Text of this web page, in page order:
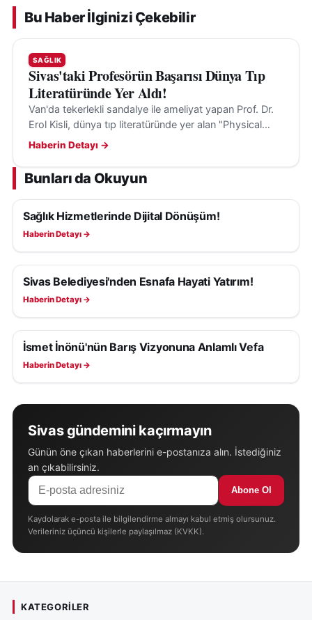
yaşam tarzı değişikliklerine bağlı olduğunu söyledi.
Cerrahi sonrası düzenli doktor kontrolü, sağlıklı
beslenme alışkanlıklarının sürdürülmesi ve fiziksel
aktivitenin artırılmasının önemine dikkat çeken
Özden, hastaların genellikle 1 ila 1,5 yıl içerisinde
hedef kilolarına ulaşabildiğini ifade etti.
Uzmanlar, ameliyat sonrası süreçte diyet ve
egzersiz programlarına uyum sağlayan bireylerde
hem verilen kiloların korunabildiğini hem de
obeziteye bağlı hastalıklarda ciddi iyileşmeler
görüldüğünü belirtiyor.
Bu Haber İlginizi Çekebilir
SAĞLIK
Sivas'taki Profesörün Başarısı Dünya Tıp
Literatüründe Yer Aldı!
Van'da tekerlekli sandalye ile ameliyat yapan Prof. Dr.
Erol Kisli, dünya tıp literatüründe yer alan "Physical
Limits" çalışmasıyla dikkat çekti.
Haberin Detayı →
Bunları da Okuyun
SAĞLIK
Sağlık Hizmetlerinde Dijital Dönüşüm!
Haberin Detayı →
SAĞLIK
Sivas Belediyesi'nden Esnafa Hayati Yatırım!
Haberin Detayı →
SAĞLIK
İsmet İnönü'nün Barış Vizyonuna Anlamlı Vefa
Haberin Detayı →
Sivas gündemini kaçırmayın
Günün öne çıkan haberlerini e-postanıza alın. İstediğiniz
an çıkabilirsiniz.
Abone Ol
Kaydolarak e-posta ile bilgilendirme almayı kabul etmiş olursunuz.
Verileriniz üçüncü kişilerle paylaşılmaz (KVKK).
KATEGORILER